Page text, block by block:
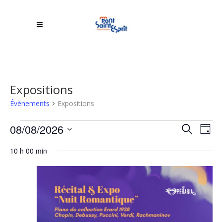
Expositions
Évènements Expositions
Évènements
for
et
de
vues
Recherche
Jour
08/08/2026
une
10 h 00 min